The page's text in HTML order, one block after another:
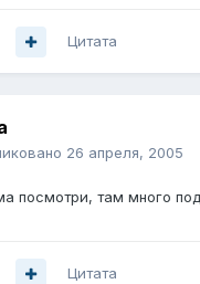
Цитата
26 апреля, 2005
посмотри, там много
Цитата